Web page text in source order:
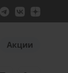
Акции